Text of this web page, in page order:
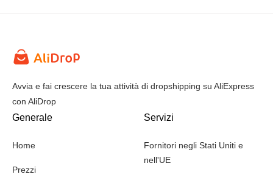
Avvia e fai crescere la tua attività di dropshipping su AliExpress
con AliDrop
Generale
Home
Prezzi
Servizi
Fornitori negli Stati Uniti e
nell'UE